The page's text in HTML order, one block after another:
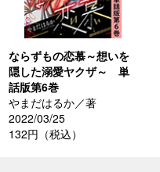
ならずもの恋慕～想いを
隠した溺愛ヤクザ～ 単
話版第6巻
やまだはるか／著
2022/03/25
132円（税込）